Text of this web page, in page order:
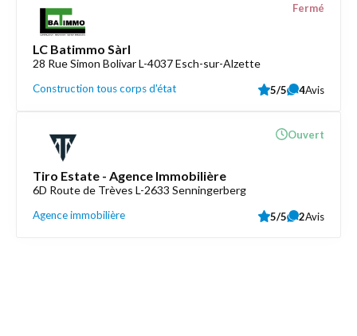
LC Batimmo Sàrl
28 Rue Simon Bolivar L-4037 Esch-sur-Alzette
Construction tous corps d'état
Fermé
5/5 4Avis
Tiro Estate - Agence Immobilière
6D Route de Trèves L-2633 Senningerberg
Agence immobilière
Ouvert
5/5 2Avis